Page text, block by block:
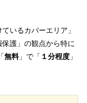
いるカバーエリア」
保護」の観点から特に
無料」で「 １分程度 」